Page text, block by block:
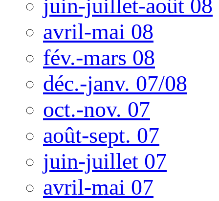
juin-juillet-août 08
avril-mai 08
fév.-mars 08
déc.-janv. 07/08
oct.-nov. 07
août-sept. 07
juin-juillet 07
avril-mai 07